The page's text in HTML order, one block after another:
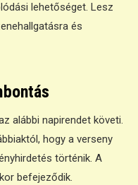
lehetőséget. Lesz
és
alábbi napirendet követi.
hogy a verseny
történik. A
befejeződik.